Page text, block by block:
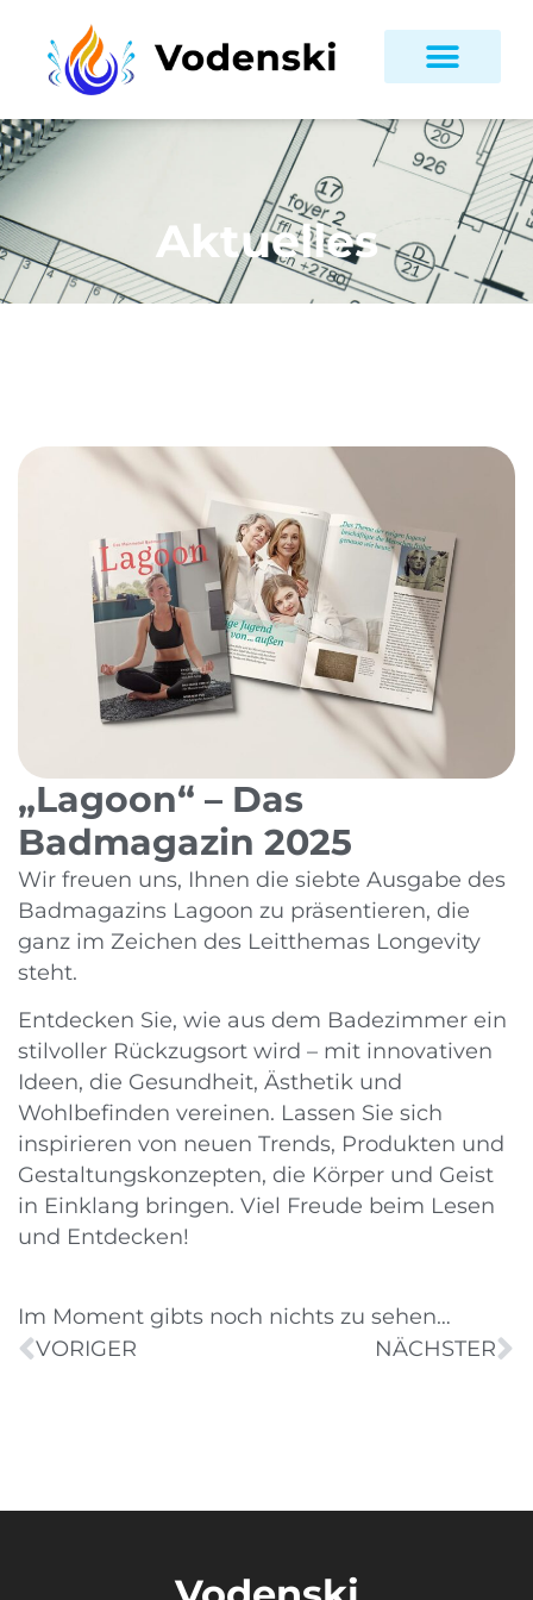
Aktuelles
„Lagoon“ – Das
Badmagazin 2025
Wir freuen uns, Ihnen die siebte Ausgabe des
Badmagazins Lagoon zu präsentieren, die
ganz im Zeichen des Leitthemas Longevity
steht.
Entdecken Sie, wie aus dem Badezimmer ein
stilvoller Rückzugsort wird – mit innovativen
Ideen, die Gesundheit, Ästhetik und
Wohlbefinden vereinen. Lassen Sie sich
inspirieren von neuen Trends, Produkten und
Gestaltungskonzepten, die Körper und Geist
in Einklang bringen. Viel Freude beim Lesen
und Entdecken!
Im Moment gibts noch nichts zu sehen…
VORIGER
NÄCHSTER